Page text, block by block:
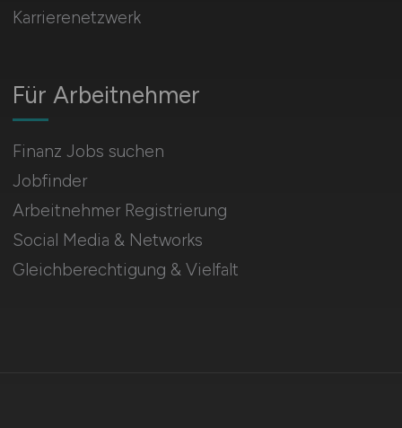
Für Arbeitnehmer
Finanz Jobs suchen
Jobfinder
Arbeitnehmer Registrierung
Social Media & Networks
Gleichberechtigung & Vielfalt
Karrierenetzwerk